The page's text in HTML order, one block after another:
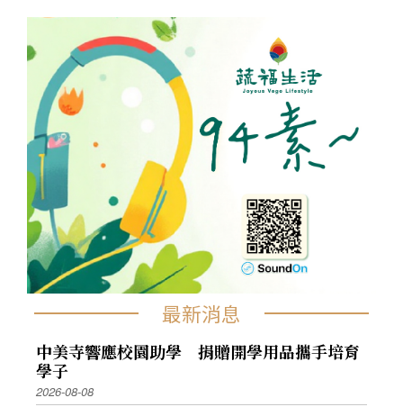
最新消息
中美寺響應校園助學 捐贈開學用品攜手培育
學子
2026-08-08